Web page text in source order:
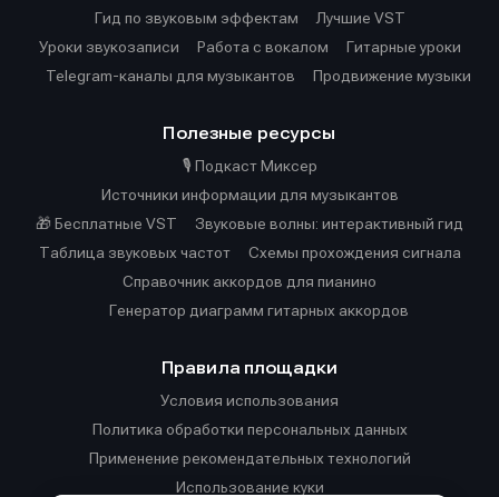
Гид по звуковым эффектам
Лучшие VST
Уроки звукозаписи
Работа с вокалом
Гитарные уроки
Telegram-каналы для музыкантов
Продвижение музыки
Полезные ресурсы
🎙️ Подкаст Миксер
Источники информации для музыкантов
🎁 Бесплатные VST
Звуковые волны: интерактивный гид
Таблица звуковых частот
Cхемы прохождения сигнала
Справочник аккордов для пианино
Генератор диаграмм гитарных аккордов
Правила площадки
Условия использования
Политика обработки персональных данных
Применение рекомендательных технологий
Использование куки